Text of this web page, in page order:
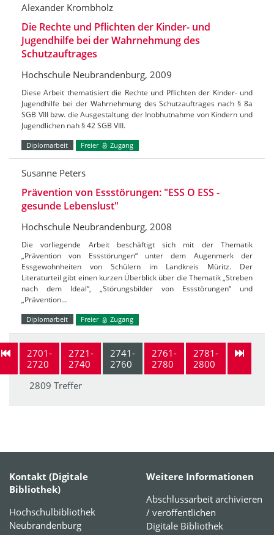
Alexander Krombholz
Die Rechte und Pflichten der Kinder- und
Jugendhilfe bei der Wahrnehmung des
Schutzauftrages
Hochschule Neubrandenburg, 2009
Diese Arbeit thematisiert die Rechte und Pflichten der Kinder- und
Jugendhilfe bei der Wahrnehmung des Schutzauftrages nach § 8a
SGB VIII bzw. die Ausgestaltung der Inobhutnahme von Kindern und
Jugendlichen nah § 42 SGB VIII.
Diplomarbeit Freier Zugang
Susanne Peters
Prävention von Essstörungen: "ESS O ESS -
gesunde Lebenslust"
Hochschule Neubrandenburg, 2008
Die vorliegende Arbeit beschäftigt sich mit der Thematik
„Prävention von Essstörungen“ unter dem Augenmerk der
Essgewohnheiten von Schülern im Landkreis Müritz. Der
Literaturteil gibt einen kurzen Überblick über die Thematik „Streben
nach dem Ideal“, „Störungsbilder von Essstörungen“ und
„Prävention…
Diplomarbeit Freier Zugang
2701-
2720
2721-
2740
2741-
2760
2761-
2780
2781-
2800
2809 Treffer
Kontakt (Digitale
Bibliothek)
Hochschulbibliothek
Neubrandenburg
Weitere Informationen
Abschlussarbeit archivieren
/ veröffentlichen
Digitale Bibliothek